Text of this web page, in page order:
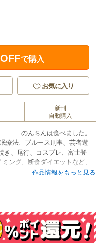
で購入
お気に入り
新刊
自動購入
のんちんは食べました。
療法、ブルース刑事、芸者遊
き、尾行、コスプレ、富士登
ング、断食ダイエットなど、
口乃理子が突撃レポート致しま
作品情報をもっと見る